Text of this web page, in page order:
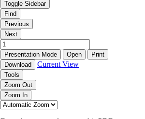
Toggle Sidebar
Find
Previous
Next
Presentation Mode Open
Print
Download
Current View
Tools
Zoom Out
Zoom In